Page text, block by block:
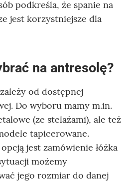
podkreśla, że spanie na
jest korzystniejsze dla
na antresolę?
od dostępnej
Do wyboru mamy m.in.
(ze stelażami), ale też
tapicerowane.
jest zamówienie łóżka
możemy
jego rozmiar do danej